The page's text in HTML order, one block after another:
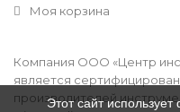
Моя корзина
Компания ООО «Центр
является
производителей
Этот сайт